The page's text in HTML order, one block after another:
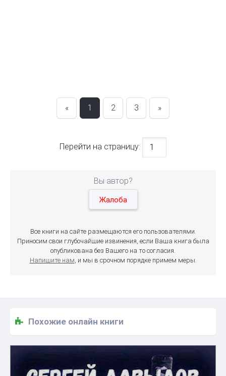
« 1 2 3 »
Перейти на страницу:
Вы автор?
Жалоба
Все книги на сайте размещаются его пользователями.
Приносим свои глубочайшие извинения, если Ваша книга была
опубликована без Вашего на то согласия.
Напишите нам, и мы в срочном порядке примем меры.
Похожие онлайн книги